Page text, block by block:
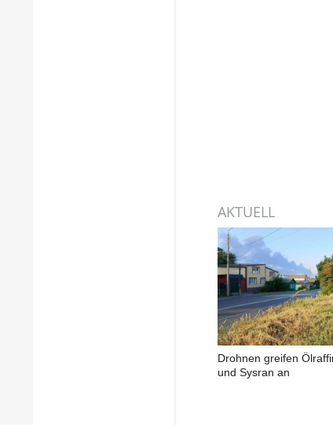
AKTUELL
Drohnen greifen
und Sysran an